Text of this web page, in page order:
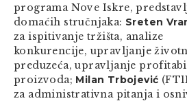
programa Nove Iskre,
domaćih stručnjaka: Sreten
za ispitivanje tržišta, analize
konkurencije, upravljanje
preduzeća, upravljanje
proizvoda; Milan Trbojević
za administrativna pitanja i